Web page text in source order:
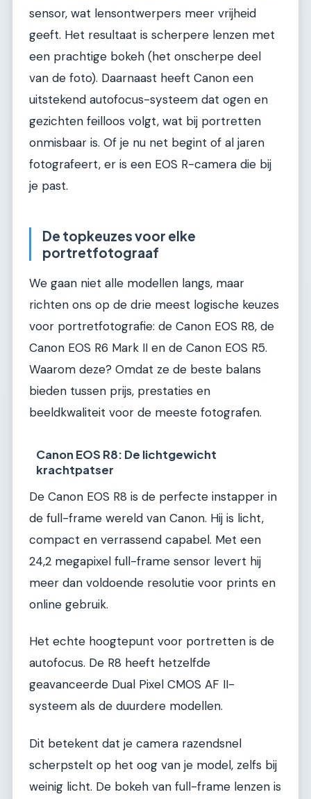
sensor, wat lensontwerpers meer vrijheid
geeft. Het resultaat is scherpere lenzen met
een prachtige bokeh (het onscherpe deel
van de foto). Daarnaast heeft Canon een
uitstekend autofocus-systeem dat ogen en
gezichten feilloos volgt, wat bij portretten
onmisbaar is. Of je nu net begint of al jaren
fotografeert, er is een EOS R-camera die bij
je past.
De topkeuzes voor elke
portretfotograaf
We gaan niet alle modellen langs, maar
richten ons op de drie meest logische keuzes
voor portretfotografie: de Canon EOS R8, de
Canon EOS R6 Mark II en de Canon EOS R5.
Waarom deze? Omdat ze de beste balans
bieden tussen prijs, prestaties en
beeldkwaliteit voor de meeste fotografen.
Canon EOS R8: De lichtgewicht
krachtpatser
De Canon EOS R8 is de perfecte instapper in
de full-frame wereld van Canon. Hij is licht,
compact en verrassend capabel. Met een
24,2 megapixel full-frame sensor levert hij
meer dan voldoende resolutie voor prints en
online gebruik.
Het echte hoogtepunt voor portretten is de
autofocus. De R8 heeft hetzelfde
geavanceerde Dual Pixel CMOS AF II-
systeem als de duurdere modellen.
Dit betekent dat je camera razendsnel
scherpstelt op het oog van je model, zelfs bij
weinig licht. De bokeh van full-frame lenzen is